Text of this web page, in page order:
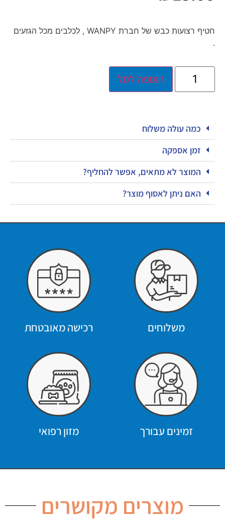
חטיף רצועות כבש של חברת WANPY , לכלבים מכל הגזעים
.
הוספה לסל
כמה עולה משלוח
זמן אספקה
המוצר לא מתאים, אפשר להחליף?
האם ניתן לאסוף מוצר?
משלוחים רכישה מאובטחת
זמינים עבורך מזון רפואי
מוצרים מקושרים